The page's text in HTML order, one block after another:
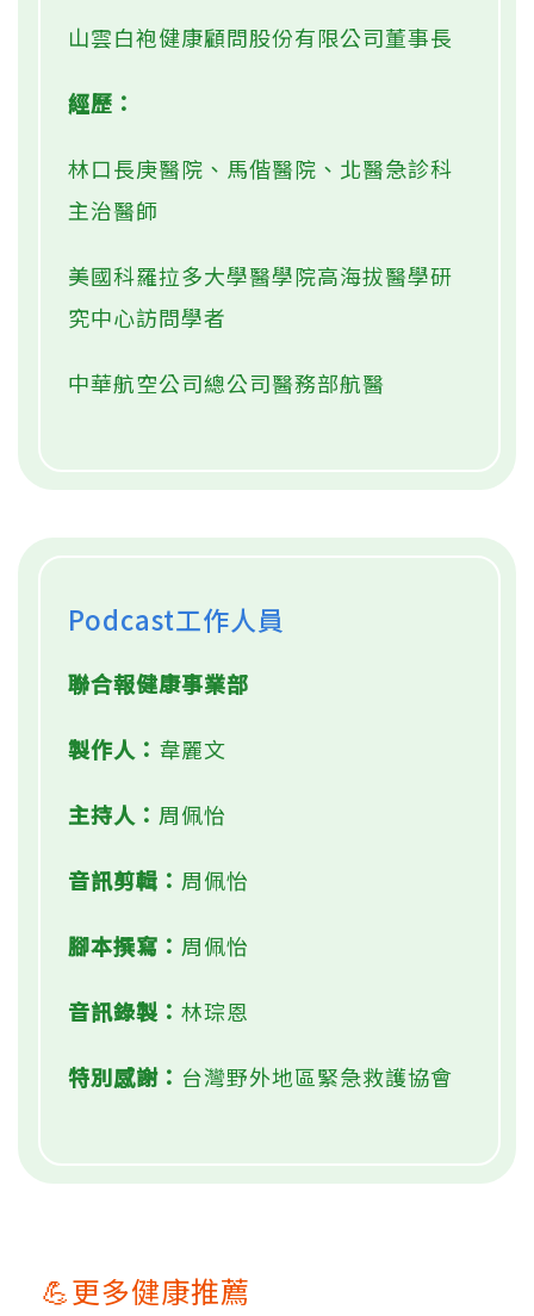
山雲白袍健康顧問股份有限公司董事長
經歷：
林口長庚醫院、馬偕醫院、北醫急診科
主治醫師
美國科羅拉多大學醫學院高海拔醫學研
究中心訪問學者
中華航空公司總公司醫務部航醫
Podcast工作人員
聯合報健康事業部
製作人： 韋麗文
主持人： 周佩怡
音訊剪輯： 周佩怡
腳本撰寫： 周佩怡
音訊錄製： 林琮恩
特別感謝： 台灣野外地區緊急救護協會
💪更多健康推薦